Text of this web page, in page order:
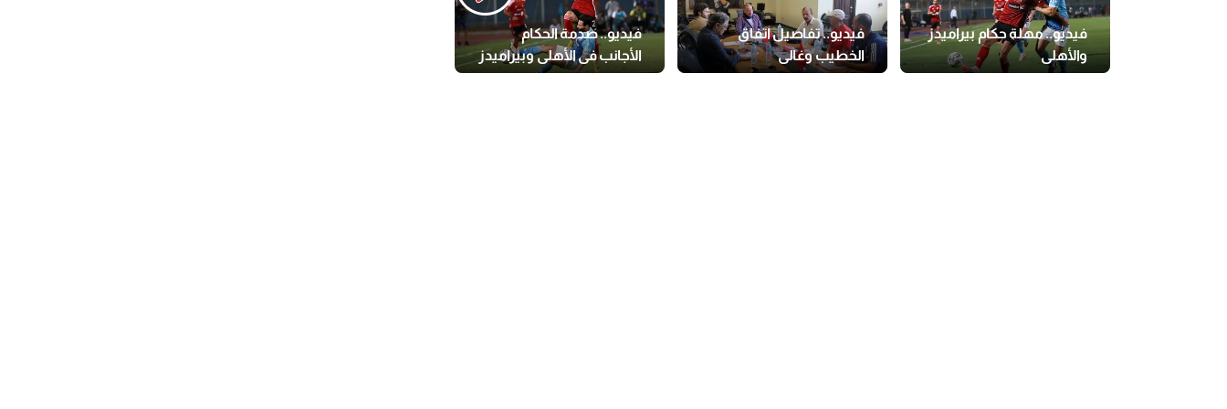
فيديو.. مهلة حكام بيراميدز
والأهلي
فيديو.. تفاصيل اتفاق
الخطيب وغالي
فيديو.. صدمة الحكام
الأجانب في الأهلي وبيراميدز